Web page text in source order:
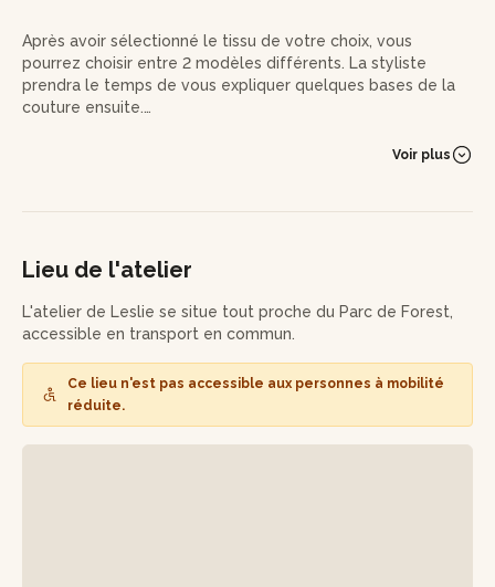
Après avoir sélectionné le tissu de votre choix, vous
pourrez choisir entre 2 modèles différents. La styliste
prendra le temps de vous expliquer quelques bases de la
couture ensuite.
Puis, grâce à un patron réalisé par Leslie, vous découperez
machine à coudre en vous enseignant quelques techniques
réalisation d'un ourlet ou encore, la surpiqûre nervure
n'auront plus aucun secret pour vous.
veste kimono sera fin prête pour vous accompagner au
Voir plus
Lieu de l'atelier
L'atelier de Leslie se situe tout proche du Parc de Forest,
accessible en transport en commun.
Ce lieu n'est pas accessible aux personnes à mobilité
réduite.